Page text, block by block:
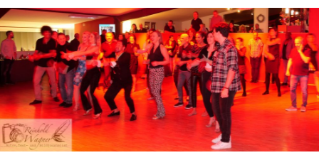
Zum
Inhalt
springen